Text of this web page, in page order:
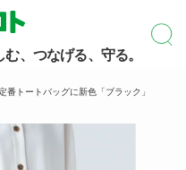
、つなげる、守る。
トートバッグに新色「ブラック」